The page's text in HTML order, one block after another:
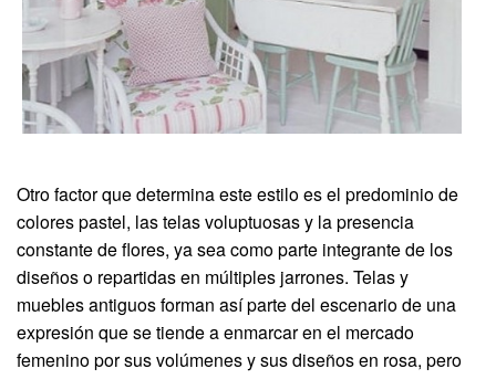
Otro factor que determina este estilo es el predominio de
colores pastel, las telas voluptuosas y la presencia
constante de flores, ya sea como parte integrante de los
diseños o repartidas en múltiples jarrones. Telas y
muebles antiguos forman así parte del escenario de una
expresión que se tiende a enmarcar en el mercado
femenino por sus volúmenes y sus diseños en rosa, pero